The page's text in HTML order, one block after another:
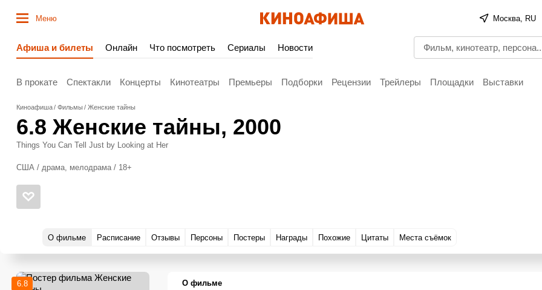
Меню Москва, RU
Афиша и билеты Онлайн Что посмотреть Сериалы Новости
В прокате Спектакли Концерты Кинотеатры Премьеры Подборки Рецензии Трейлеры Площадки Выставки
Киноафиша Фильмы Женские тайны
6.8 Женские тайны, 2000
Things You Can Tell Just by Looking at Her
США / драма, мелодрама / 18+
О фильме Расписание Отзывы Персоны Постеры Награды Похожие Цитаты Места съёмок
6.8 О фильме